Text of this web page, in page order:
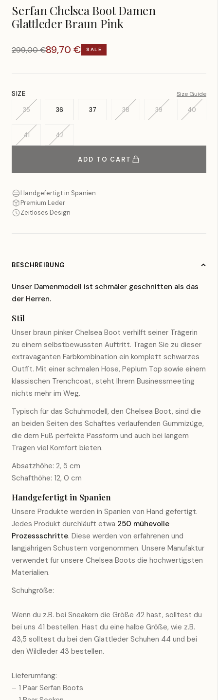
Serfan Chelsea Boot Damen
Glattleder Braun Pink
299,00 €89,70 € SALE
SIZE Size Guide
35 36 37 38 39 40
41 42
ADD TO CART
Handgefertigt in Spanien
Premium Leder
Zeitloses Design
BESCHREIBUNG
Unser Damenmodell ist schmäler geschnitten als das
der Herren.
Stil
Unser braun pinker Chelsea Boot verhilft seiner Trägerin
zu einem selbstbewussten Auftritt. Tragen Sie zu dieser
extravaganten Farbkombination ein komplett schwarzes
Outfit. Mit einer schmalen Hose, Peplum Top sowie einem
klassischen Trenchcoat, steht Ihrem Businessmeeting
nichts mehr im Weg.
Typisch für das Schuhmodell, den Chelsea Boot, sind die
an beiden Seiten des Schaftes verlaufenden Gummizüge,
die dem Fuß perfekte Passform und auch bei langem
Tragen viel Komfort bieten.
Absatzhöhe: 2, 5 cm
Schafthöhe: 12, 0 cm
Handgefertigt in Spanien
Unsere Produkte werden in Spanien von Hand gefertigt.
Jedes Produkt durchläuft etwa 250 mühevolle
Prozessschritte. Diese werden von erfahrenen und
langjährigen Schustern vorgenommen. Unsere Manufaktur
verwendet für unsere Chelsea Boots die hochwertigsten
Materialien.
Schuhgröße:
Wenn du z.B. bei Sneakern die Größe 42 hast, solltest du
bei uns 41 bestellen. Hast du eine halbe Größe, wie z.B.
43,5 solltest du bei den Glattleder Schuhen 44 und bei
den Wildleder 43 bestellen.
Lieferumfang:
– 1 Paar Serfan Boots